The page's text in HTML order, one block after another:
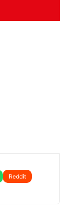
Reddit